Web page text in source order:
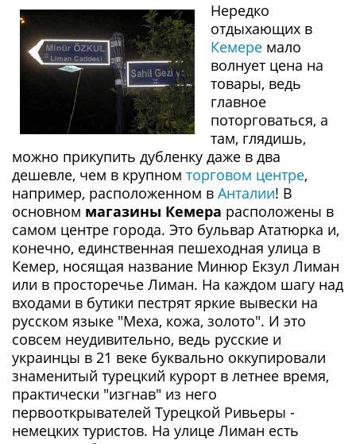
Нередко
отдыхающих в
Кемере мало
волнует цена на
товары, ведь
главное
поторговаться, а
там, глядишь,
можно прикупить дубленку даже в два
дешевле, чем в крупном торговом центре,
например, расположенном в Анталии! В
основном магазины Кемера расположены в
самом центре города. Это бульвар Ататюрка и,
конечно, единственная пешеходная улица в
Кемер, носящая название Минюр Екзул Лиман
или в просторечье Лиман. На каждом шагу над
входами в бутики пестрят яркие вывески на
русском языке "Меха, кожа, золото". И это
совсем неудивительно, ведь русские и
украинцы в 21 веке буквально оккупировали
знаменитый турецкий курорт в летнее время,
практически "изгнав" из него
первооткрывателей Турецкой Ривьеры -
немецких туристов. На улице Лиман есть